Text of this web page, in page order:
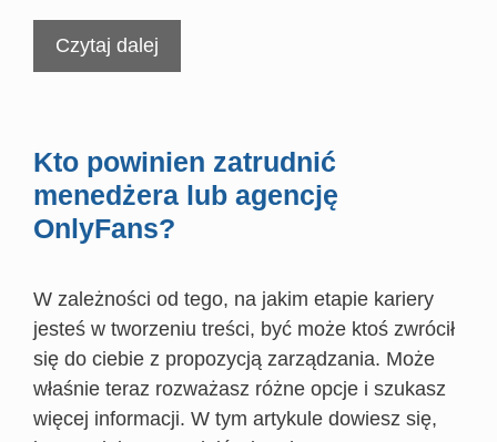
Czytaj dalej
Kto powinien zatrudnić
menedżera lub agencję
OnlyFans?
W zależności od tego, na jakim etapie kariery
jesteś w tworzeniu treści, być może ktoś zwrócił
się do ciebie z propozycją zarządzania. Może
właśnie teraz rozważasz różne opcje i szukasz
więcej informacji. W tym artykule dowiesz się,